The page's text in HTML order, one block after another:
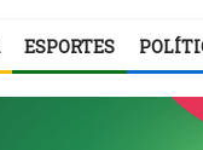
ESPORTES